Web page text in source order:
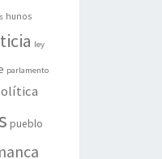
hunos
ley
parlamento
pueblo